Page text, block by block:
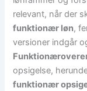
relevant, når der
funktionær løn,
versioner indgår
opsigelse,
funktionær